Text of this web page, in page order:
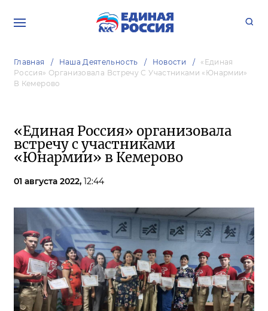
Главная Наша Деятельность Новости
«Единая
Россия» Организовала Встречу С Участниками «Юнармии»
В Кемерово
«Единая Россия» организовала
встречу с участниками
«Юнармии» в Кемерово
01 августа 2022, 12:44